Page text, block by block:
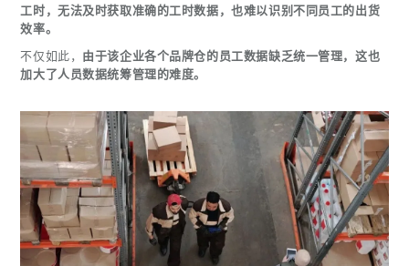
工时，无法及时获取准确的工时数据，也难以识别不同员工的出货
效率。
不仅如此， 由于该企业各个品牌仓的员工数据缺乏统一管理，这也
加大了人员数据统筹管理的难度。